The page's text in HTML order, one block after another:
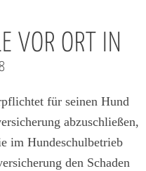
VOR ORT IN
für seinen Hund
abzuschließen,
im Hundeschulbetrieb
den Schaden